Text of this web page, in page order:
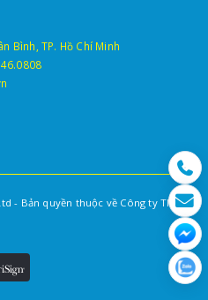
Bình, TP. Hồ Chí Minh
- Bản quyền thuộc về Công ty TNHH